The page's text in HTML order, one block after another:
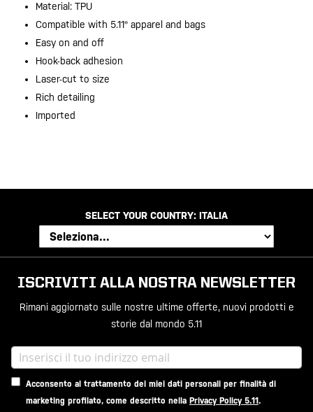
Material: TPU
Compatible with 5.11® apparel and bags
Easy on and off
Hook-back adhesion
Laser-cut to size
Rich detailing
Imported
SELECT YOUR COUNTRY: ITALIA
ISCRIVITI ALLA NOSTRA NEWSLETTER
Rimani aggiornato sulle nostre ultime offerte, nuovi prodotti e
storie dal mondo 5.11
Acconsento al trattamento dei miei dati personali per finalità di
marketing profilato, come descritto nella Privacy Policy 5.11.